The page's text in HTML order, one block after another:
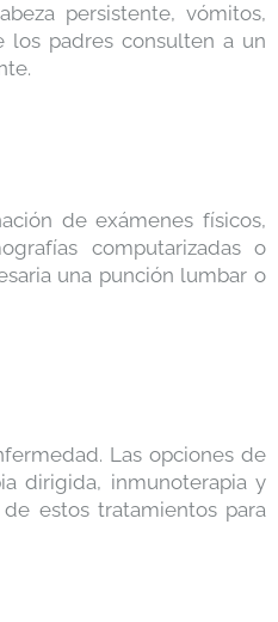
persistente, vómitos,
los padres consulten a un
de exámenes físicos,
computarizadas o
una punción lumbar o
Las opciones de
dirigida, inmunoterapia y
estos tratamientos para